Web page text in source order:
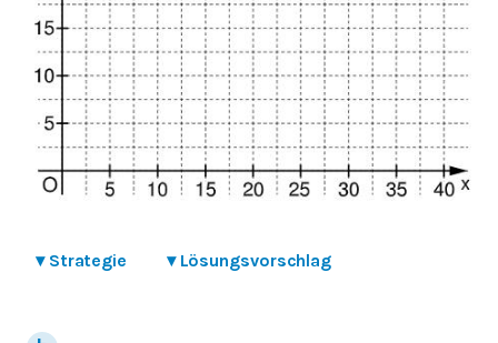
▾ Strategie ▾ Lösungsvorschlag